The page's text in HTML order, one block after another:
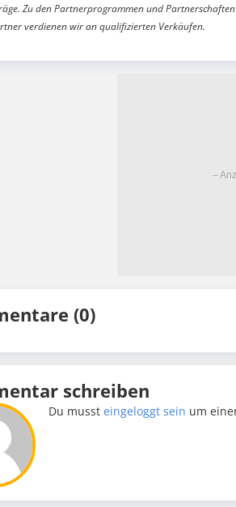
Zu den Partnerprogrammen und
verdienen wir an qualifizierten Verkäufen.
(0)
schreiben
Du mussteingeloggt sein um